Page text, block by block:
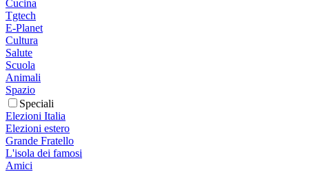
Cucina
Tgtech
E-Planet
Cultura
Salute
Scuola
Animali
Spazio
Speciali
Elezioni Italia
Elezioni estero
Grande Fratello
L'isola dei famosi
Amici